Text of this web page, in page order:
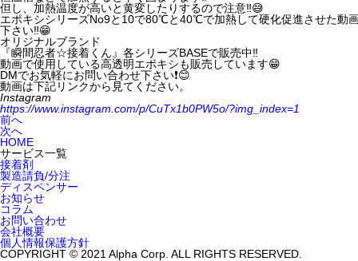
但し、加熱温度が高いと黄変したりするので注意‼️😅
エポキシシリーズNo9と10で80℃と40℃で加熱して硬化促進させた動
下さい‼️😁
オリジナルブランド
『瞬間忍者☆接着くん』各シリーズBASEで販売中‼️
動画で使用している高透明エポキシも販売しています😁
DMでお気軽にお問い合わせ下さい❗️😊
動画は下記リンクから見てください。
Instagram
https://www.instagram.com/p/CuTx1b0PW5o/?img_index=1
前へ
次へ
HOME
サービス一覧
接着剤
製造請負/分注
ディスペンサー
お知らせ
コラム
お問い合わせ
会社概要
個人情報保護方針
COPYRIGHT © 2021 Alpha Corp. ALL RIGHTS RESERVED.